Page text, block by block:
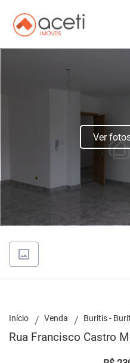
Ver
Início Venda Buritis -
Rua Francisco Castro